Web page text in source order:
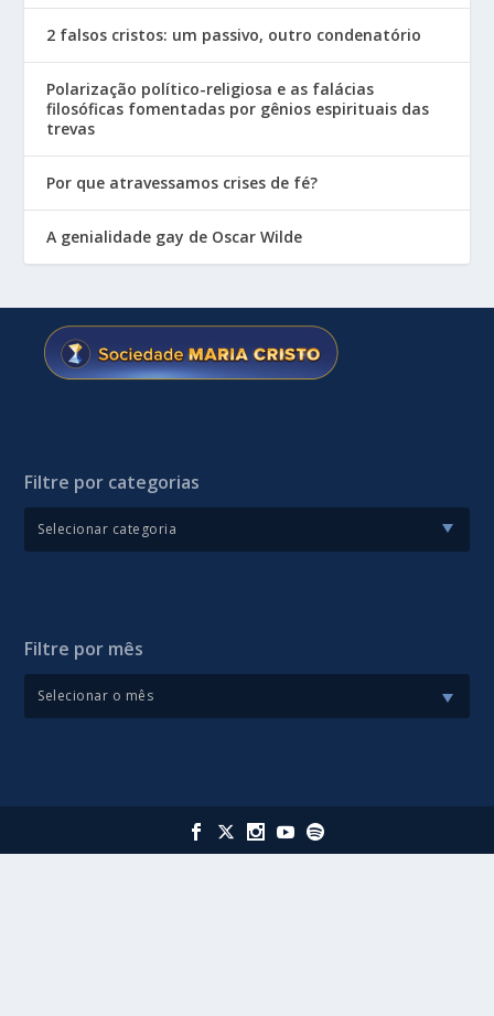
2 falsos cristos: um passivo, outro condenatório
Polarização político-religiosa e as falácias
filosóficas fomentadas por gênios espirituais das
trevas
Por que atravessamos crises de fé?
A genialidade gay de Oscar Wilde
Filtre por categorias
Filtre por mês